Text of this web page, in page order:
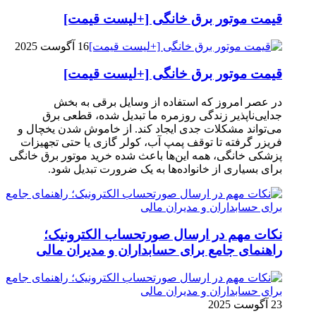
قیمت موتور برق خانگی [+لیست قیمت]
16 آگوست 2025
قیمت موتور برق خانگی [+لیست قیمت]
در عصر امروز که استفاده از وسایل برقی به بخش
جدایی‌ناپذیر زندگی روزمره ما تبدیل شده، قطعی برق
می‌تواند مشکلات جدی ایجاد کند. از خاموش شدن یخچال و
فریزر گرفته تا توقف پمپ آب، کولر گازی یا حتی تجهیزات
پزشکی خانگی، همه این‌ها باعث شده خرید موتور برق خانگی
برای بسیاری از خانواده‌ها به یک ضرورت تبدیل شود.
نکات مهم در ارسال صورتحساب الکترونیک؛
راهنمای جامع برای حسابداران و مدیران مالی
23 آگوست 2025